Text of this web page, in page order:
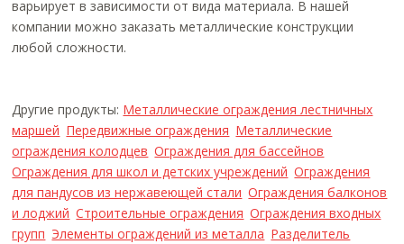
варьирует в зависимости от вида материала. В нашей
компании можно заказать металлические конструкции
любой сложности.
Другие продукты: Металлические ограждения лестничных
маршей Передвижные ограждения Металлические
ограждения колодцев Ограждения для бассейнов
Ограждения для школ и детских учреждений Ограждения
для пандусов из нержавеющей стали Ограждения балконов
и лоджий Строительные ограждения Ограждения входных
групп Элементы ограждений из металла Разделитель